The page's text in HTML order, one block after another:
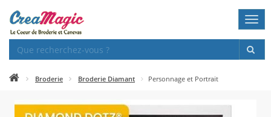
Broderie Broderie Diamant Personnage et Portrait